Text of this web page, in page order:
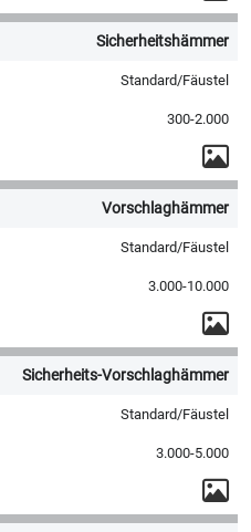
Sicherheitshämmer
Standard/Fäustel
300-2.000
Vorschlaghämmer
Standard/Fäustel
3.000-10.000
Sicherheits-Vorschlaghämmer
Standard/Fäustel
3.000-5.000